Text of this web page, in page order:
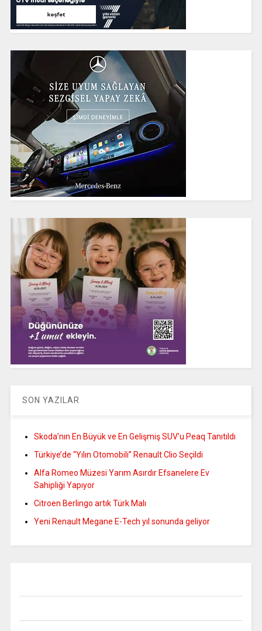
SON YAZILAR
Skoda’nın En Büyük ve En Gelişmiş SUV’u Peaq Tanıtıldı
Türkiye’de “Yılın Otomobili” Renault Clio Seçildi
Alfa Romeo Müzesi Yarım Asırdır Efsanelere Ev
Sahipliği Yapıyor
Citroen Berlingo artık Türk Malı
Yeni Renault Megane E-Tech yıl sonunda geliyor